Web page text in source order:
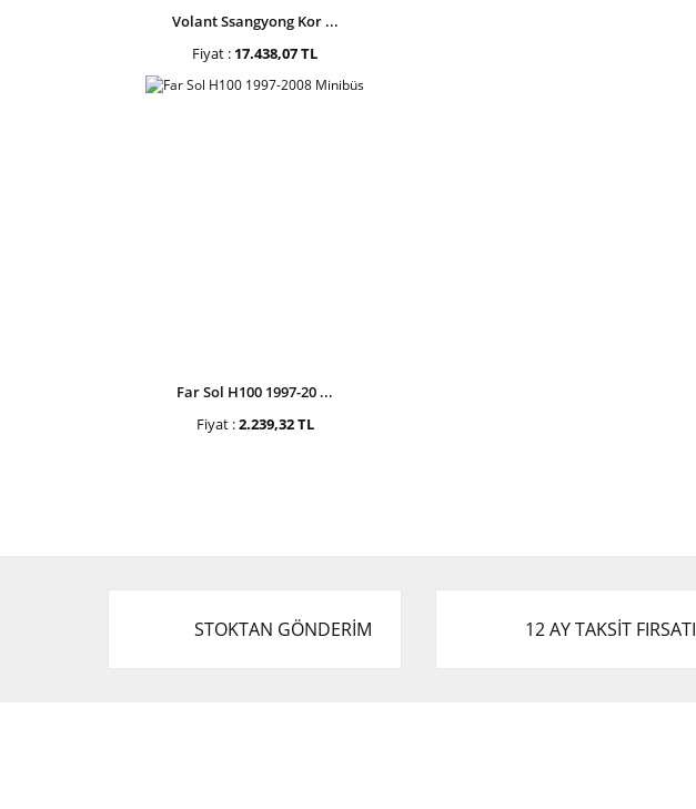
Volant Ssangyong Kor ...
Fiyat : 17.438,07 TL
Far Sol H100 1997-20 ...
Fiyat :2.239,32 TL
STOKTAN GÖNDERİM 12 AY TAKSİT FIRSATI